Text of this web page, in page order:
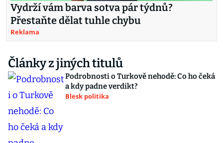
Vydrží vám barva sotva pár týdnů?
Přestaňte dělat tuhle chybu
Reklama
Články z jiných titulů
Podrobnosti o Turkově nehodě: Co ho čeká
a kdy padne verdikt?
Blesk politika